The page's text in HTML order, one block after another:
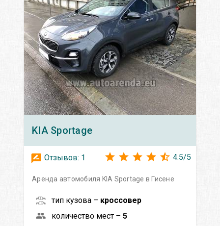
KIA Sportage
Отзывов: 1 4.5/5
Аренда автомобиля KIA Sportage в Гисене
тип кузова – кроссовер
количество мест – 5